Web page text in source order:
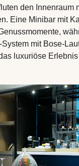
den Innenraum
Eine Minibar mit
mit Bose-
luxuriöse